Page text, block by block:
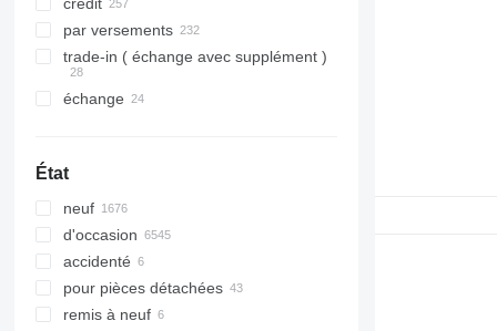
crédit
par versements
trade-in ( échange avec supplément )
échange
État
neuf
d'occasion
accidenté
pour pièces détachées
remis à neuf